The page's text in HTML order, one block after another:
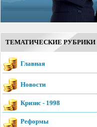
ТЕМАТИЧЕСКИЕ РУБРИКИ
Главная
Новости
Кризис - 1998
Реформы